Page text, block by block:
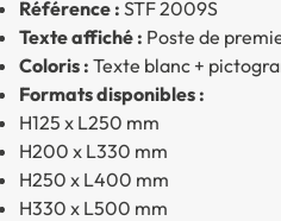
Référence : STF 2009S
Texte affiché : Poste de
Coloris : Texte blanc +
Formats disponibles :
H125 x L250 mm
H200 x L330 mm
H250 x L400 mm
H330 x L500 mm